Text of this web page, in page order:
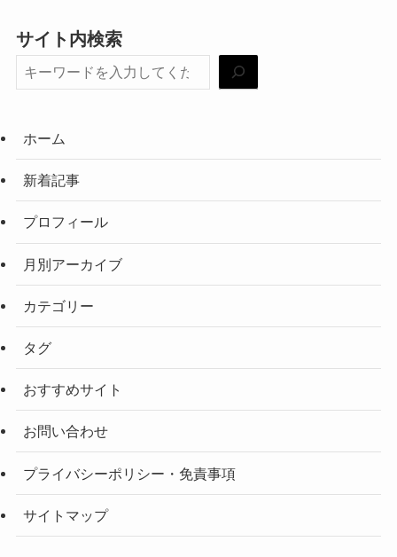
サイト内検索
ホーム
新着記事
プロフィール
月別アーカイブ
カテゴリー
タグ
おすすめサイト
お問い合わせ
プライバシーポリシー・免責事項
サイトマップ